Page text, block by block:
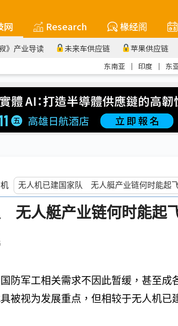
网 Research 椽经阁
》产业导读 未来车供应链 苹果供应链
东南亚 ｜ 印度 ｜ 东
无人艇产业链何时能起
防军工相关需求不因此暂缓，甚至成
被视为发展重点，但相较于无人机已